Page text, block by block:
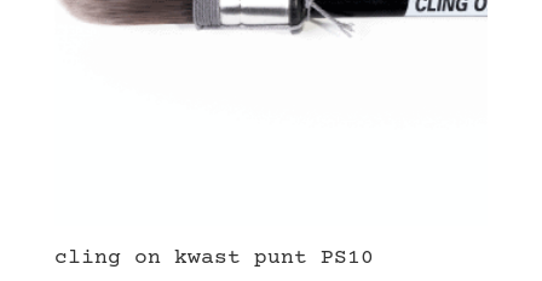
cling on kwast punt PS10